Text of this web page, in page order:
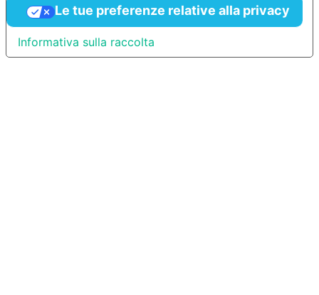
Informativa sulla raccolta
Le tue preferenze relative alla privacy